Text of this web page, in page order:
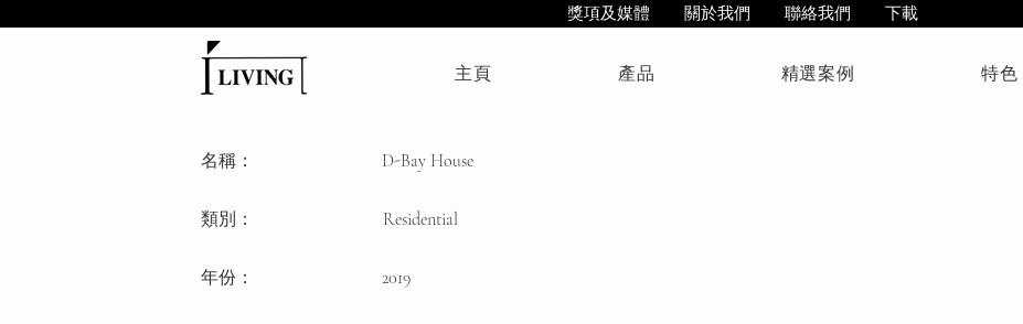
獎項及媒體 關於我們 聯絡我們 下載
主頁 產品 精選案例 特色
名稱： D-Bay House
類別 ： Residential
年份： 2019